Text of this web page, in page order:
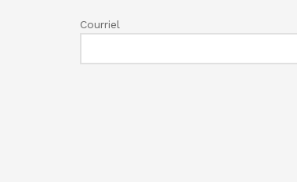
Courriel